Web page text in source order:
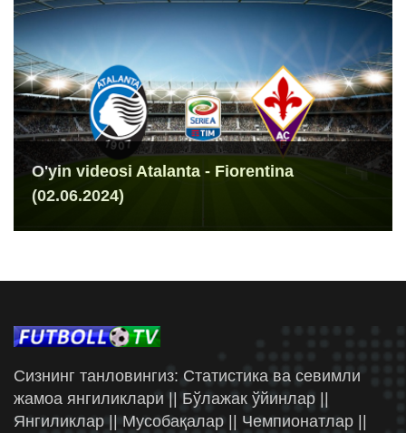
O'yin videosi Atalanta - Fiorentina
(02.06.2024)
Сизнинг танловингиз: Статистика ва севимли
жамоа янгиликлари || Бўлажак ўйинлар ||
Янгиликлар || Мусобақалар || Чемпионатлар ||